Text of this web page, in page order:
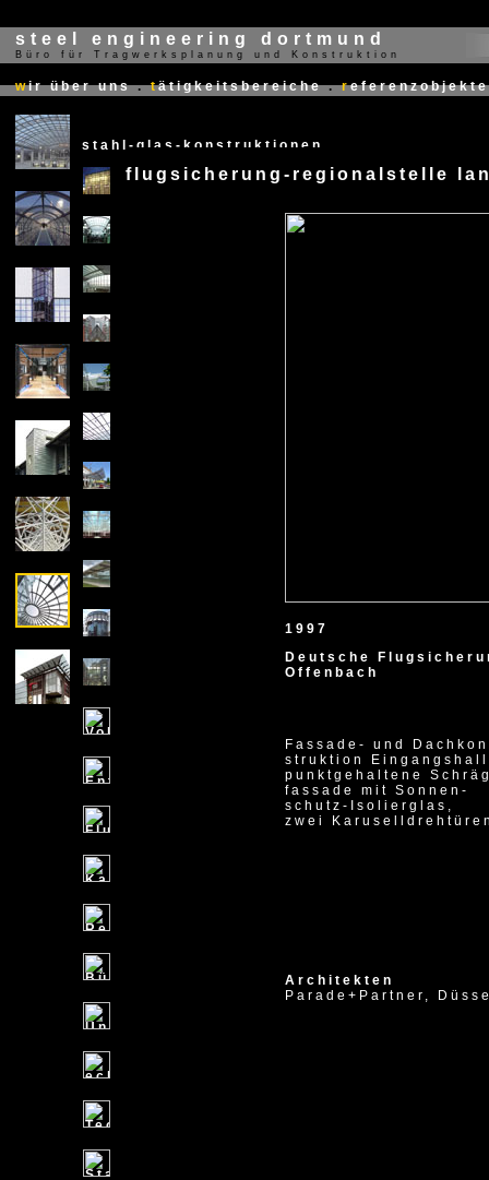
steel engineering dortmund
Büro für Tragwerksplanung und Konstruktion
wir über uns . tätigkeitsbereiche . referenzobjekte
stahl-glas-konstruktionen
X
flugsicherung-regionalstelle
1997
Deutsche
Offenbach
Fassade- und
struktion
punktgehaltene
fassade mit Sonnen-
schutz-Isolierglas,
zwei
Architekten
Parade+Partner,